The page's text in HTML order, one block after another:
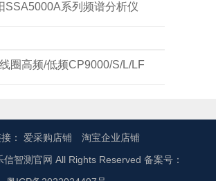
SSA5000A系列频谱分析仪
圈高频/低频CP9000/S/L/LF
： 爱采购店铺
淘宝企业店铺
智测官网 All Rights Reserved 备案号：